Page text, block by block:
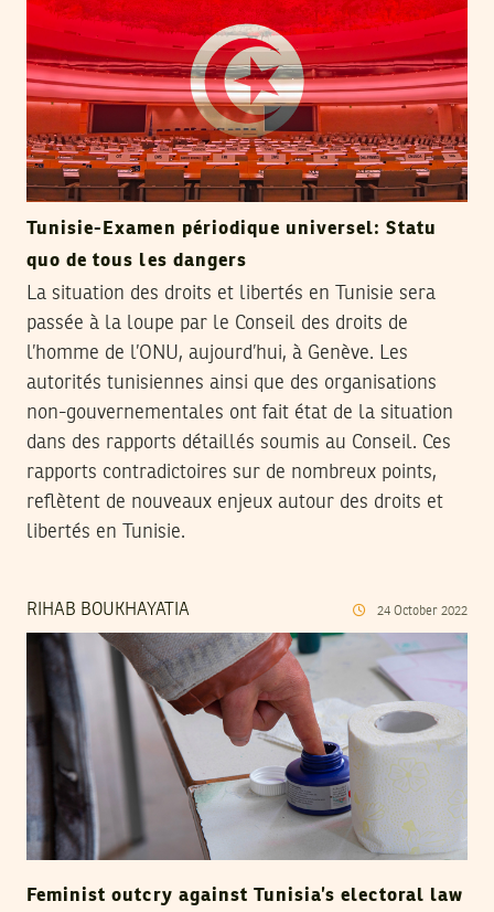
Tunisie-Examen périodique universel: Statu
quo de tous les dangers
La situation des droits et libertés en Tunisie sera
passée à la loupe par le Conseil des droits de
l’homme de l’ONU, aujourd’hui, à Genève. Les
autorités tunisiennes ainsi que des organisations
non-gouvernementales ont fait état de la situation
dans des rapports détaillés soumis au Conseil. Ces
rapports contradictoires sur de nombreux points,
reflètent de nouveaux enjeux autour des droits et
libertés en Tunisie.
RIHAB BOUKHAYATIA 24 October 2022
Feminist outcry against Tunisia’s electoral law